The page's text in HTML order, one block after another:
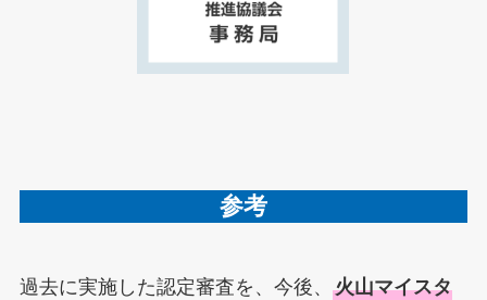
参考
過去に実施した認定審査を、今後、 火山マイスタ